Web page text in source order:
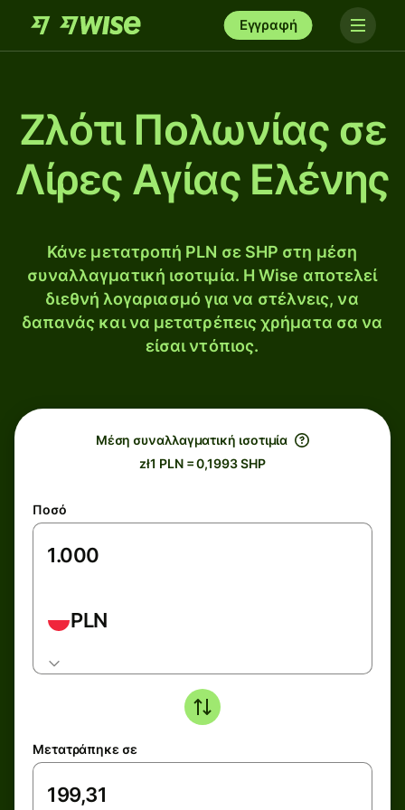
Εγγραφή
Ζλότι Πολωνίας σε
Λίρες Αγίας Ελένης
Κάνε μετατροπή PLN σε SHP στη μέση
συναλλαγματική ισοτιμία. Η Wise αποτελεί
διεθνή λογαριασμό για να στέλνεις, να
δαπανάς και να μετατρέπεις χρήματα σα να
είσαι ντόπιος.
Μέση συναλλαγματική ισοτιμία
zł1 PLN = 0,1993 SHP
Ποσό
PLN
Μετατράπηκε σε